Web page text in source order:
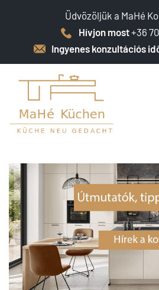
Üdvözöljük a MaHé
Hívjon most+36
Ingyenes konzultációs